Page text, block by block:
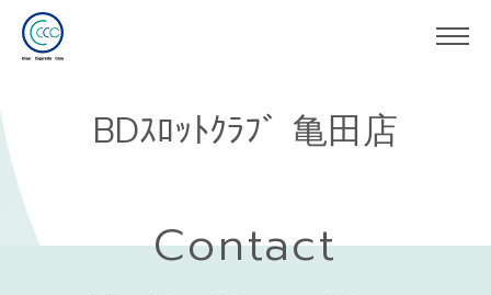
BDｽﾛｯﾄｸﾗﾌﾞ 亀田店
Contact